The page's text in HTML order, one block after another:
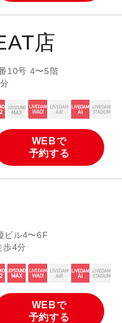
店
10号 4〜5階
WEBで
予約する
ビル4〜6F
歩4分
WEBで
予約する